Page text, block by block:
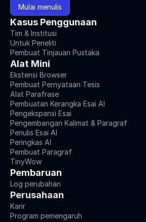
Mulai menulis
Kasus Penggunaan
Tim & Institusi
Untuk Peneliti
Pembuat Tinjauan Pustaka
Alat Mini
Ekstensi Browser
Pembuat Pernyataan Tesis
Alat Parafrase
Pembuatan Kerangka Esai AI
Pengekspansi Esai
Pengembangan Kalimat & Paragraf
Penulis Esai AI
Peringkas AI
Pembuat Paragraf
TinyWow
Pembaruan
Log perubahan
Perusahaan
Karir
Program pemengaruh